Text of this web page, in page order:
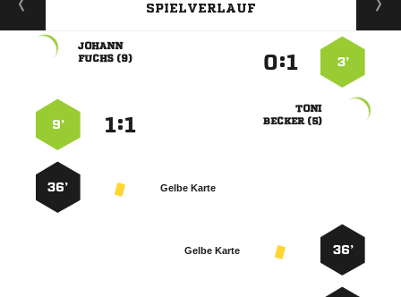
SPIELVERLAUF
3’
:

 

 
:
9’
Gelbe Karte
36’
36’
Gelbe Karte